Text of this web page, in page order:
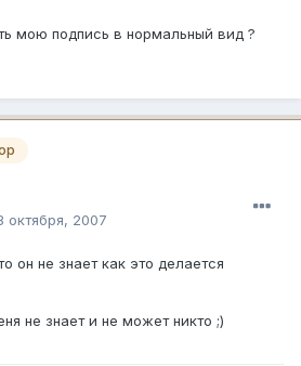
мою подпись в нормальный вид ?
октября, 2007
он не знает как это делается
не знает и не может никто ;)